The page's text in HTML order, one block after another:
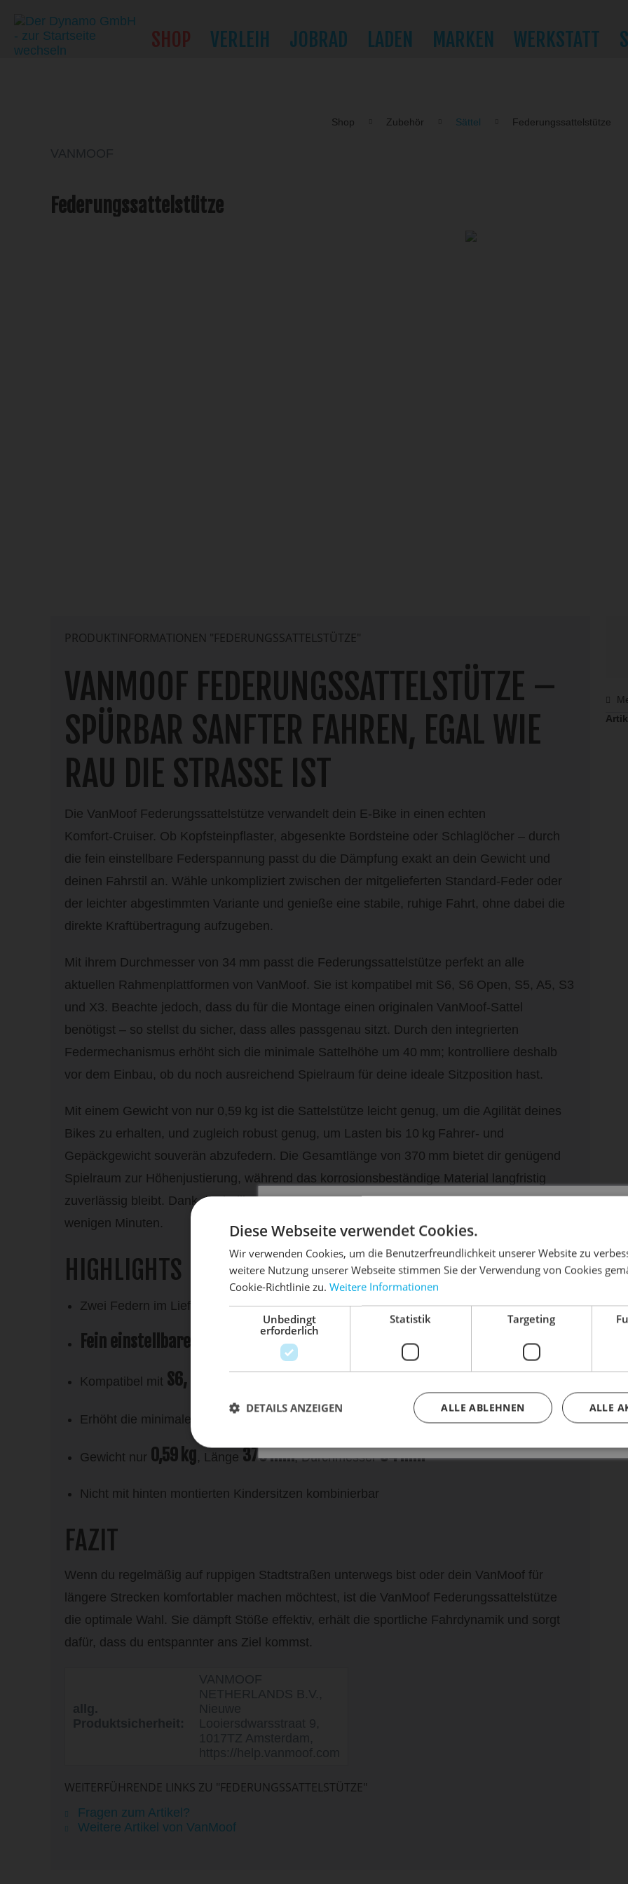
SHOP VERLEIH JOBRAD LADEN MARKEN WERKSTATT
Shop Zubehör Sättel Federungssattelstütze
VANMOOF
Federungssattelstütze
PRODUKTINFORMATIONEN "FEDERUNGSSATTELSTÜTZE"
VANMOOF FEDERUNGSSATTELSTÜTZE –
SPÜRBAR SANFTER FAHREN, EGAL WIE
RAU DIE STRASSE IST
Die VanMoof Federungssattelstütze verwandelt dein E‑Bike in einen echten
Komfort‑Cruiser. Ob Kopfsteinpflaster, abgesenkte Bordsteine oder Schlaglöcher – durch
die fein einstellbare Federspannung passt du die Dämpfung exakt an dein Gewicht und
deinen Fahrstil an. Wähle unkompliziert zwischen der mitgelieferten Standard‑Feder oder
der leichter abgestimmten Variante und genieße eine stabile, ruhige Fahrt, ohne dabei die
direkte Kraftübertragung aufzugeben.
Mit ihrem Durchmesser von 34 mm passt die Federungssattelstütze perfekt an alle
aktuellen Rahmenplattformen von VanMoof. Sie ist kompatibel mit S6, S6 Open, S5, A5, S3
und X3. Beachte jedoch, dass du für die Montage einen originalen VanMoof‑Sattel
benötigst – so stellst du sicher, dass alles passgenau sitzt. Durch den integrierten
Federmechanismus erhöht sich die minimale Sattelhöhe um 40 mm; kontrolliere deshalb
vor dem Einbau, ob du noch ausreichend Spielraum für deine ideale Sitzposition hast.
Mit einem Gewicht von nur 0,59 kg ist die Sattelstütze leicht genug, um die Agilität deines
Bikes zu erhalten, und zugleich robust genug, um Lasten bis 10 kg Fahrer‑ und
Gepäckgewicht souverän abzufedern. Die Gesamt­länge von 370 mm bietet dir genügend
Spielraum zur Höhenjustierung, während das korrosionsbeständige Material langfristig
zuverlässig bleibt. Dank der beiliegenden Montageanleitung gelingt dir der Umbau in
wenigen Minuten.
HIGHLIGHTS
Zwei Federn im Lieferumfang:StandardundLeicht
Fein einstellbare Federspannungfür individuellen Komfort
Kompatibel mit S6, S6 Open, S5, A5, S3, X3
Erhöht die minimale Sattelhöhe um 40 mm
Gewicht nur 0,59 kg, Länge 370 mm, Durchmesser34 mm
Nicht mit hinten montierten Kindersitzen kombinierbar
FAZIT
Wenn du regelmäßig auf ruppigen Stadtstraßen unterwegs bist oder dein VanMoof für
längere Strecken komfortabler machen möchtest, ist die VanMoof Federungssattelstütze
die optimale Wahl. Sie dämpft Stöße effektiv, erhält die sportliche Fahrdynamik und sorgt
dafür, dass du entspannter ans Ziel kommst.
allg.
Produktsicherheit:
VANMOOF
NETHERLANDS B.V.,
Nieuwe
Looiersdwarsstraat 9,
1017TZ Amsterdam,
https://help.vanmoof.com
WEITERFÜHRENDE LINKS ZU "FEDERUNGSSATTELSTÜTZE"
Fragen zum Artikel?
Weitere Artikel von VanMoof
DIE SONNE LACHT, DEIN RAD ERWACHT
Mach dein Bike frühlingsfit - gönn ihm den Service, den es
Dein Bike braucht Service, Wartung oder ein Update?
Diese Webseite verwendet Cookies.
Wir verwenden Cookies, um die Benutzerfreundlichkeit unserer Website zu
weitere Nutzung unserer Webseite stimmen Sie der Verwendung von Cookies
Cookie-Richtlinie zu. Weitere Informationen
Unbedingt
erforderlich
Statistik Targeting
ALLE
ALLE ABLEHNEN
DETAILS ANZEIGEN